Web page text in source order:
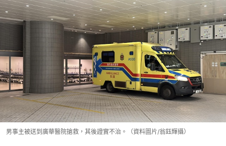
男事主被送到廣華醫院搶救，其後證實不治。（資料圖片/翁鈺輝攝）